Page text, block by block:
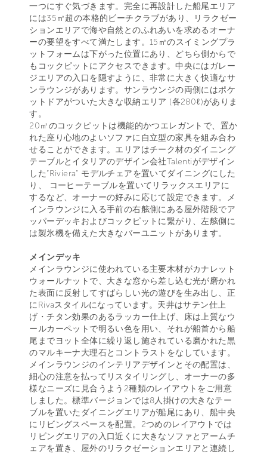
一つにすぐ気づきます。完全に再設計した船尾エリア
には35㎡超の本格的ビーチクラブがあり、リラクゼー
ションエリアで海や自然とのふれあいを求めるオーナ
ーの要望をすべて満たします。15㎡のスイミングプラ
ットフォームは下がった位置にあり、どちら側からで
もコックピットにアクセスできます。中央にはガレー
ジエリアの入口を隠すように、非常に大きく快適なサ
ンラウンジがあります。サンラウンジの両側にはポケ
ットドアがついた大きな収納エリア (各280ℓ)がありま
す。
20㎡のコックピットは機能的かつエレガントで、置か
れた座り心地のよいソファに自立型の家具を組み合わ
せることができます。エリアはチーク材のダイニング
テーブルとイタリアのデザイン会社Talentiがデザイン
した“Riviera” モデルチェアを置いてダイニングにした
り、 コーヒーテーブルを置いてリラックスエリアに
するなど、オーナーの好みに応じて設定できます。メ
インラウンジに入る手前の右舷側にある屋外階段でア
ッパーデッキおよびコックピットに繋がり、左舷側に
は製氷機を備えた大きなバーユニットがあります。
メインデッキ
メインラウンジに使われている主要木材がカナレット
ウォールナットで、大きな窓から差し込む光が磨かれ
た表面に反射してすばらしい光の遊びを生み出し、正
にRivaスタイルになっています。天井はサテン仕上
げ・チタン効果のあるラッカー仕上げ、床は上質なウ
ールカーペットで明るい色を用い、それが船首から船
尾までヨット全体に繰り返し施されている磨かれた黒
のマルキーナ大理石とコントラストをなしています。
メインラウンジのインテリアデザインとその配置は、
細心の注意を払ってリスタイリングし、オーナーの多
様なニーズに見合うよう2種類のレイアウトをご用意
しました。標準バージョンでは8人掛けの大きなテー
ブルを置いたダイニングエリアが船尾にあり、船中央
にリビングスペースを配置。2つめのレイアウトでは
リビングエリアの入口近くに大きなソファとアームチ
ェアを置き、屋外のリラクゼーションエリアと連続し